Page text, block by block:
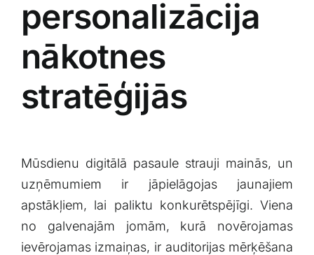
personalizācija
nākotnes
stratēģijās
Mūsdienu digitālā pasaule strauji ‌mainās, un
uzņēmumiem ir jāpielāgojas jaunajiem
apstākļiem, lai paliktu ​konkurētspējīgi. Viena
no ​galvenajām jomām, kurā ‌novērojamas
ievērojamas ‌izmaiņas, ir auditorijas mērķēšana